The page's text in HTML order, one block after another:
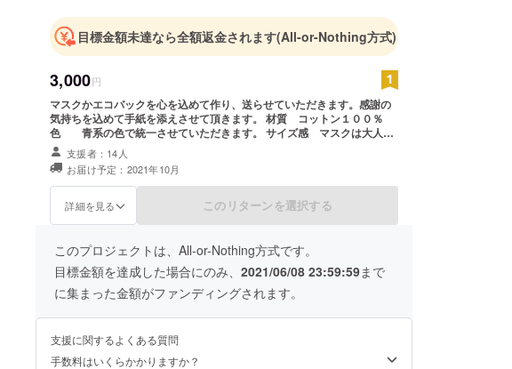
目標金額未達なら全額返金されます(All-or-Nothing方式)
3,000円
マスクかエコバックを心を込めて作り、送らせていただきます。感謝の
気持ちを込めて手紙を添えさせて頂きます。 材質 コットン１００％
色 青系の色で統一させていただきます。 サイズ感 マスクは大人サ
イズとなります。 エコバックは３２×３８（㎝）程度のもの
となります。 ご支援の際に、ご希望の方を備考欄にご記入ください どう
ぞよろしくお願い致します。
支援者：14人
お届け予定：2021年10月
詳細を見る このリターンを選択する
このプロジェクトは、All-or-Nothing方式です。
目標金額を達成した場合にのみ、 2021/06/08 23:59:59まで
に集まった金額がファンディングされます。
支援に関するよくある質問
手数料はいくらかかりますか？